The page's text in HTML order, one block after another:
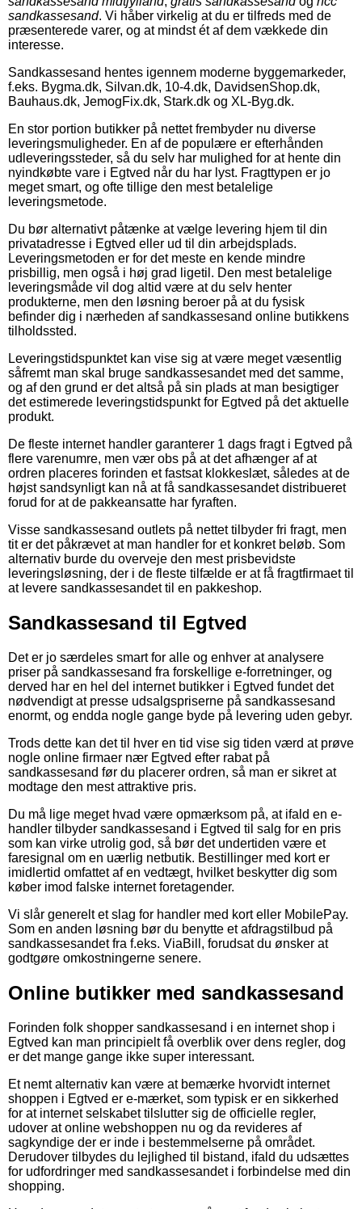
sandkassesand. Vi håber virkelig at du er tilfreds med de
præsenterede varer, og at mindst ét af dem vækkede din
interesse.
Sandkassesand hentes igennem moderne byggemarkeder,
f.eks. Bygma.dk, Silvan.dk, 10-4.dk, DavidsenShop.dk,
Bauhaus.dk, JemogFix.dk, Stark.dk og XL-Byg.dk.
En stor portion butikker på nettet frembyder nu diverse
leveringsmuligheder. En af de populære er efterhånden
udleveringssteder, så du selv har mulighed for at hente din
nyindkøbte vare i Egtved når du har lyst. Fragttypen er jo
meget smart, og ofte tillige den mest betalelige
leveringsmetode.
Du bør alternativt påtænke at vælge levering hjem til din
privatadresse i Egtved eller ud til din arbejdsplads.
Leveringsmetoden er for det meste en kende mindre
prisbillig, men også i høj grad ligetil. Den mest betalelige
leveringsmåde vil dog altid være at du selv henter
produkterne, men den løsning beroer på at du fysisk
befinder dig i nærheden af sandkassesand online butikkens
tilholdssted.
Leveringstidspunktet kan vise sig at være meget væsentlig
såfremt man skal bruge sandkassesandet med det samme,
og af den grund er det altså på sin plads at man besigtiger
det estimerede leveringstidspunkt for Egtved på det aktuelle
produkt.
De fleste internet handler garanterer 1 dags fragt i Egtved på
flere varenumre, men vær obs på at det afhænger af at
ordren placeres forinden et fastsat klokkeslæt, således at de
højst sandsynligt kan nå at få sandkassesandet distribueret
forud for at de pakkeansatte har fyraften.
Visse sandkassesand outlets på nettet tilbyder fri fragt, men
tit er det påkrævet at man handler for et konkret beløb. Som
alternativ burde du overveje den mest prisbevidste
leveringsløsning, der i de fleste tilfælde er at få fragtfirmaet til
at levere sandkassesandet til en pakkeshop.
Sandkassesand til Egtved
Det er jo særdeles smart for alle og enhver at analysere
priser på sandkassesand fra forskellige e-forretninger, og
derved har en hel del internet butikker i Egtved fundet det
nødvendigt at presse udsalgspriserne på sandkassesand
enormt, og endda nogle gange byde på levering uden gebyr.
Trods dette kan det til hver en tid vise sig tiden værd at prøve
nogle online firmaer nær Egtved efter rabat på
sandkassesand før du placerer ordren, så man er sikret at
modtage den mest attraktive pris.
Du må lige meget hvad være opmærksom på, at ifald en e-
handler tilbyder sandkassesand i Egtved til salg for en pris
som kan virke utrolig god, så bør det undertiden være et
faresignal om en uærlig netbutik. Bestillinger med kort er
imidlertid omfattet af en vedtægt, hvilket beskytter dig som
køber imod falske internet foretagender.
Vi slår generelt et slag for handler med kort eller MobilePay.
Som en anden løsning bør du benytte et afdragstilbud på
sandkassesandet fra f.eks. ViaBill, forudsat du ønsker at
godtgøre omkostningerne senere.
Online butikker med sandkassesand
Forinden folk shopper sandkassesand i en internet shop i
Egtved kan man principielt få overblik over dens regler, dog
er det mange gange ikke super interessant.
Et nemt alternativ kan være at bemærke hvorvidt internet
shoppen i Egtved er e-mærket, som typisk er en sikkerhed
for at internet selskabet tilslutter sig de officielle regler,
udover at online webshoppen nu og da revideres af
sagkyndige der er inde i bestemmelserne på området.
Derudover tilbydes du lejlighed til bistand, ifald du udsættes
for udfordringer med sandkassesandet i forbindelse med din
shopping.